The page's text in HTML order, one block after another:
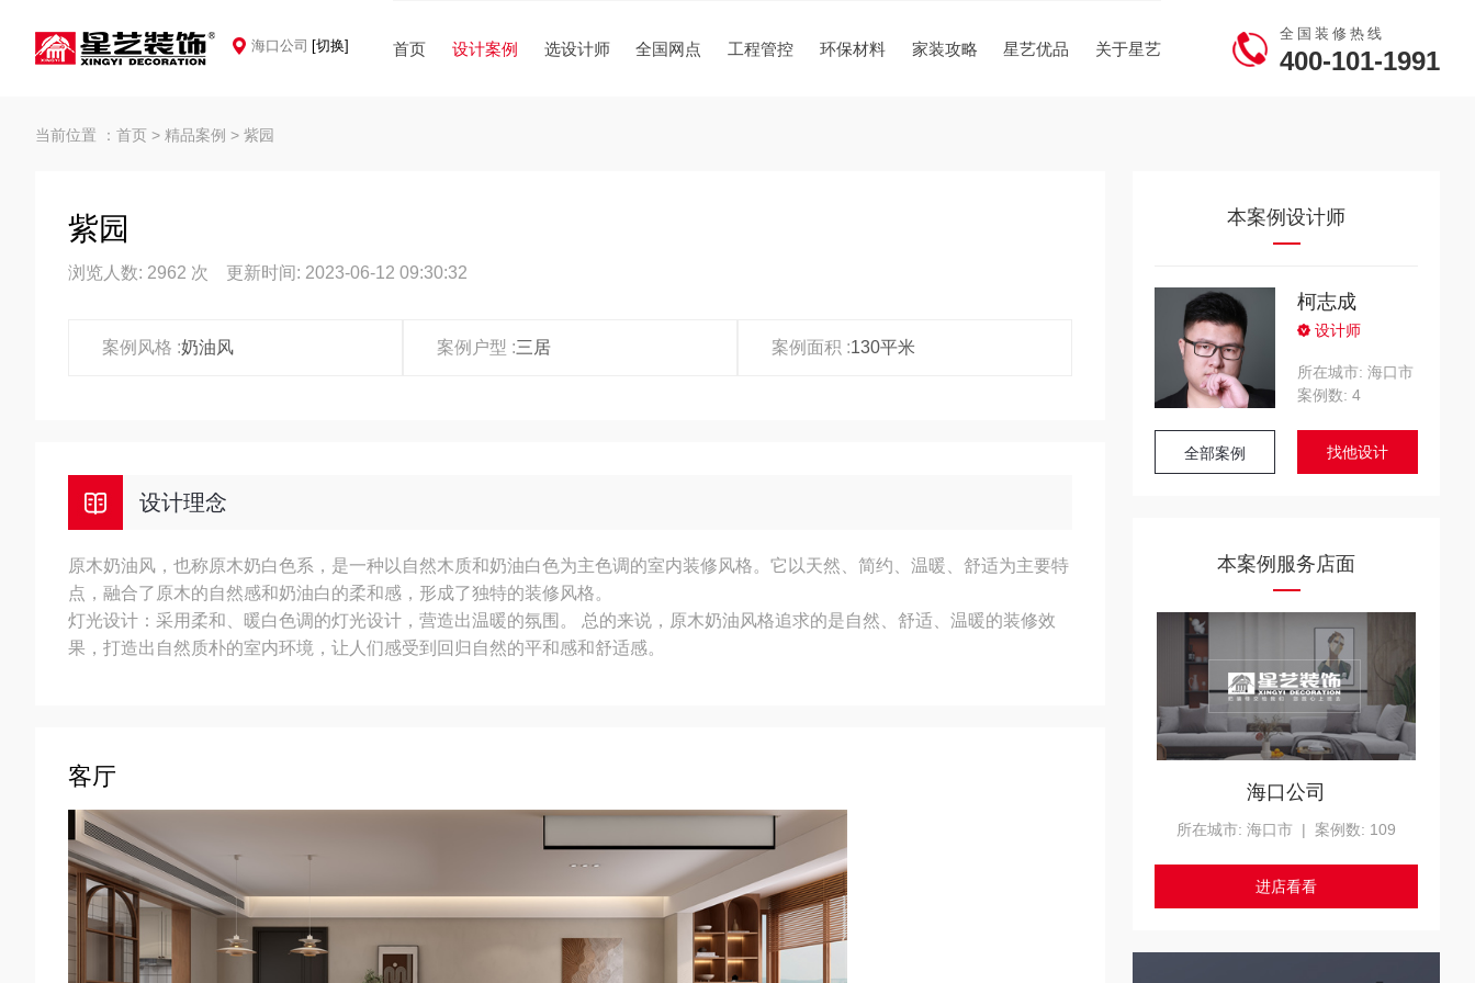
海口公司 [切换] 首页 设计案例 选设计师 全国网点 工程管控 环保材料 家装攻略 星艺优品 关于星艺
全国装修热线
400-101-1991
当前位置 ： 首页 > 精品案例 > 紫园
紫园
浏览人数: 2962 次 更新时间: 2023-06-12 09:30:32
案例风格 :奶油风 案例户型 :三居 案例面积 :130平米
设计理念
原木奶油风，也称原木奶白色系，是一种以自然木质和奶油白色为主色调的室内装修风格。它以天然、简约、温暖、舒适为主要特
点，融合了原木的自然感和奶油白的柔和感，形成了独特的装修风格。
灯光设计：采用柔和、暖白色调的灯光设计，营造出温暖的氛围。 总的来说，原木奶油风格追求的是自然、舒适、温暖的装修效
果，打造出自然质朴的室内环境，让人们感受到回归自然的平和感和舒适感。
客厅
本案例设计师
柯志成
设计师
所在城市: 海口市
案例数: 4
全部案例 找他设计
本案例服务店面
海口公司
所在城市: 海口市 | 案例数: 109
进店看看